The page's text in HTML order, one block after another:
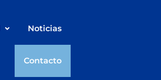
Noticias
Contacto